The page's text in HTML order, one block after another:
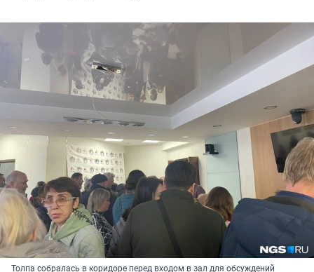
Толпа собралась в коридоре перед входом в зал для обсуждений